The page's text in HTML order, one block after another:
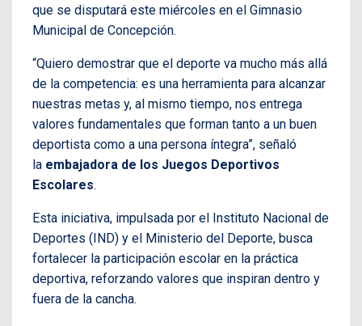
que se disputará este miércoles en el Gimnasio
Municipal de Concepción.
“Quiero demostrar que el deporte va mucho más allá
de la competencia: es una herramienta para alcanzar
nuestras metas y, al mismo tiempo, nos entrega
valores fundamentales que forman tanto a un buen
deportista como a una persona íntegra”, señaló
la embajadora de los Juegos Deportivos
Escolares.
Esta iniciativa, impulsada por el Instituto Nacional de
Deportes (IND) y el Ministerio del Deporte, busca
fortalecer la participación escolar en la práctica
deportiva, reforzando valores que inspiran dentro y
fuera de la cancha.